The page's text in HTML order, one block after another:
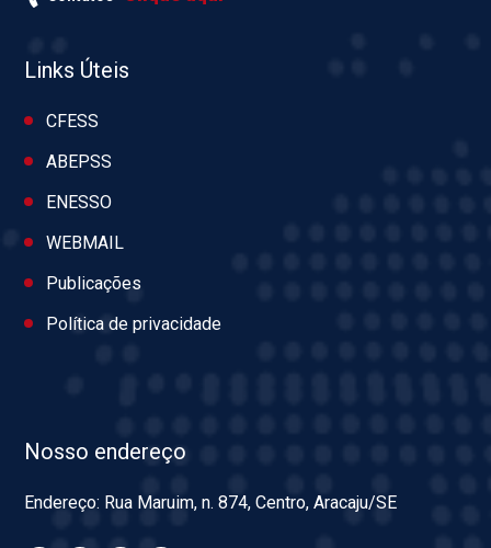
Links Úteis
CFESS
ABEPSS
ENESSO
WEBMAIL
Publicações
Política de privacidade
Nosso endereço
Endereço: Rua Maruim, n. 874, Centro, Aracaju/SE